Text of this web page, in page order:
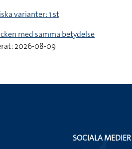
varianter: 1 st
med samma betydelse
2026-08-09
SOCIALA MEDIER